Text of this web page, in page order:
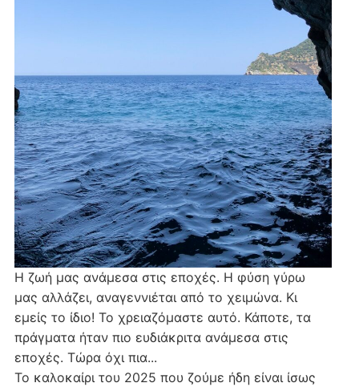
Η ζωή μας ανάμεσα στις εποχές. Η φύση γύρω
μας αλλάζει, αναγεννιέται από το χειμώνα. Κι
εμείς το ίδιο! Το χρειαζόμαστε αυτό. Κάποτε, τα
πράγματα ήταν πιο ευδιάκριτα ανάμεσα στις
εποχές. Τώρα όχι πια...
Το καλοκαίρι του 2025 που ζούμε ήδη είναι ίσως